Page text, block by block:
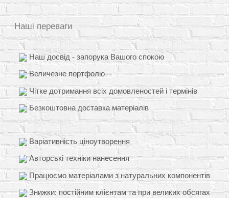
Наші переваги
Наш досвід - запорука Вашого спокою
Величезне портфоліо
Чітке дотримання всіх домовленостей і термінів
Безкоштовна доставка матеріалів
Варіативність ціноутворення
Авторські техніки нанесення
Працюємо матеріалами з натуральних компонентів
Знижки: постійним клієнтам та при великих обсягах